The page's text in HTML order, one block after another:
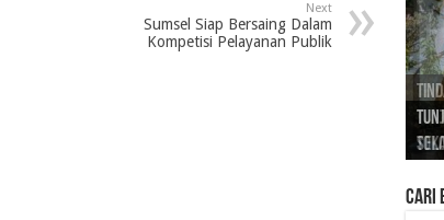
Next
Sumsel Siap Bersaing Dalam
Kompetisi Pelayanan Publik
Cari